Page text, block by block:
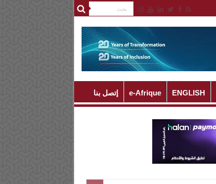
ENGLISH
e-Afrique إتصل بنا